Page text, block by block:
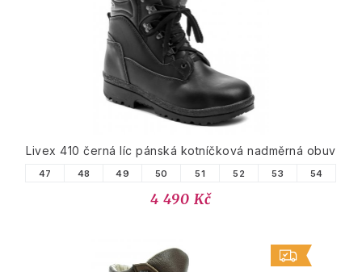
Livex 410 černá líc pánská kotníčková nadměrná obuv
47 48 49 50 51 52 53 54
4 490 Kč